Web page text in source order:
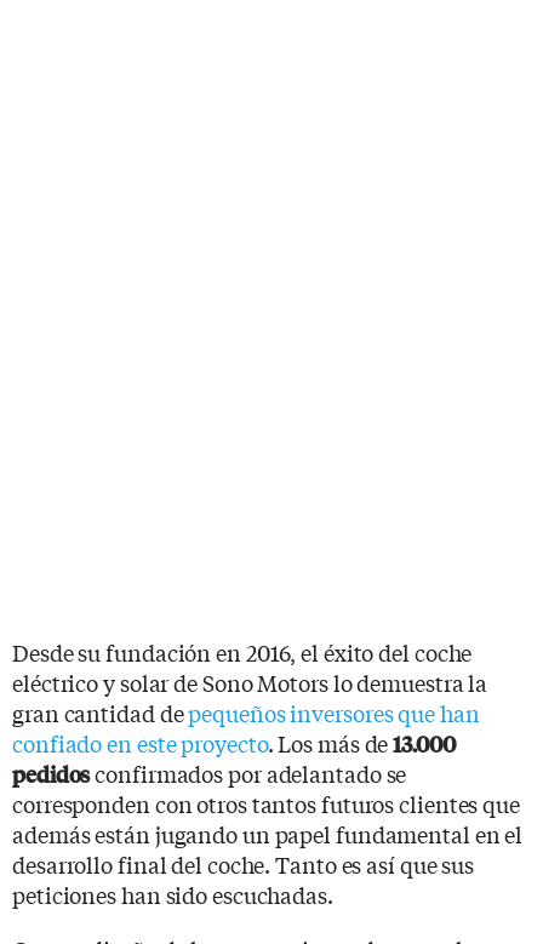
Desde su fundación en 2016, el éxito del coche
eléctrico y solar de Sono Motors lo demuestra la
gran cantidad depequeños inversores que han
confiado en este proyecto. Los más de13.000
pedidosconfirmados por adelantado se
corresponden con otros tantos futuros clientes que
además están jugando un papel fundamental en el
desarrollo final del coche. Tanto es así que sus
peticiones han sido escuchadas.